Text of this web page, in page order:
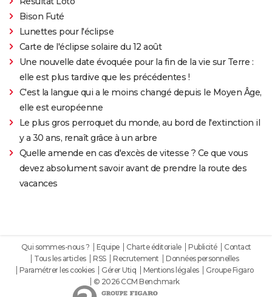
Bison Futé
Lunettes pour l'éclipse
Carte de l'éclipse solaire du 12 août
Une nouvelle date évoquée pour la fin de la vie sur Terre :
elle est plus tardive que les précédentes !
C'est la langue qui a le moins changé depuis le Moyen Âge,
elle est européenne
Le plus gros perroquet du monde, au bord de l'extinction il
y a 30 ans, renaît grâce à un arbre
Quelle amende en cas d'excès de vitesse ? Ce que vous
devez absolument savoir avant de prendre la route des
vacances
Qui sommes-nous ? Equipe Charte éditoriale Publicité
Contact
Tous les articles
RSS Recrutement
Données personnelles
Paramétrer les cookies
Gérer Utiq Mentions légales
Groupe Figaro
© 2026 CCM Benchmark